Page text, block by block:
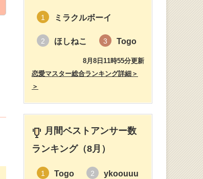
1 ミラクルボーイ
2 ほしねこ 3 Togo
8月8日11時55分更新
恋愛マスター総合ランキング詳細＞
＞
月間ベストアンサー数
ランキング（8月）
1 Togo 2 ykoouuu